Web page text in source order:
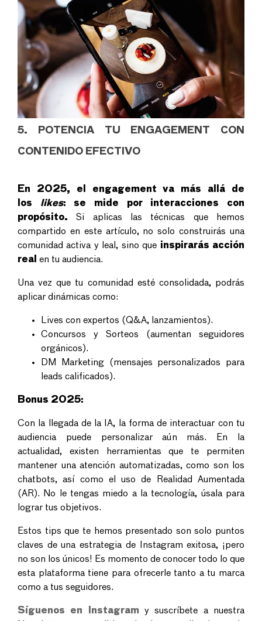
5. POTENCIA TU ENGAGEMENT CON
CONTENIDO EFECTIVO
En 2025, el engagement va más allá de
los
likes: se mide por interacciones con
propósito. Si aplicas las técnicas que hemos
compartido en este artículo, no solo construirás una
comunidad activa y leal, sino que inspirarás acción
real en tu audiencia.
Una vez que tu comunidad esté consolidada, podrás
aplicar dinámicas como:
Lives con expertos (Q&A, lanzamientos).
Concursos y Sorteos (aumentan seguidores
orgánicos).
DM Marketing (mensajes personalizados para
leads calificados).
Bonus 2025:
Con la llegada de la IA, la forma de interactuar con tu
audiencia puede personalizar aún más. En la
actualidad, existen herramientas que te permiten
mantener una atención automatizadas, como son los
chatbots, así como el uso de Realidad Aumentada
(AR). No le tengas miedo a la tecnología, úsala para
lograr tus objetivos.
Estos tips que te hemos presentado son solo puntos
claves de una estrategia de Instagram exitosa, ¡pero
no son los únicos! Es momento de conocer todo lo que
esta plataforma tiene para ofrecerle tanto a tu marca
como a tus seguidores.
Síguenos en Instagram y suscríbete a nuestra